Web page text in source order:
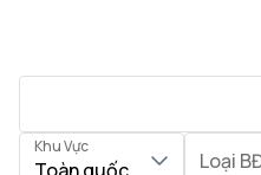
Khu Vực
Loại